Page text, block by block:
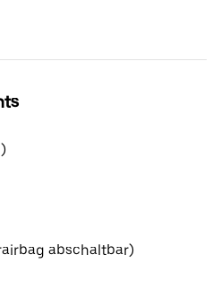
abschaltbar)